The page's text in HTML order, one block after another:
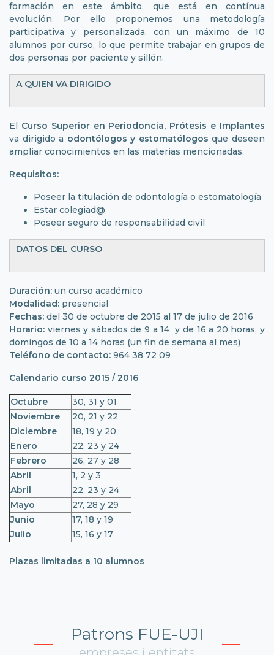
formación en este ámbito, que está en contínua
evolución. Por ello proponemos una metodología
participativa y personalizada, con un máximo de 10
alumnos por curso, lo que permite trabajar en grupos de
dos personas por paciente y sillón.
A QUIEN VA DIRIGIDO
El Curso Superior en Periodoncia, Prótesis e Implantes
va dirigido a odontólogos y estomatólogos que deseen
ampliar conocimientos en las materias mencionadas.
Requisitos:
Poseer la titulación de odontología o estomatología
Estar colegiad@
Poseer seguro de responsabilidad civil
DATOS DEL CURSO
Duración: un curso académico
Modalidad: presencial
Fechas: del 30 de octubre de 2015 al 17 de julio de 2016
Horario: viernes y sábados de 9 a 14 y de 16 a 20 horas, y
domingos de 10 a 14 horas (un fin de semana al mes)
Teléfono de contacto: 964 38 72 09
Calendario curso 2015 / 2016
Octubre
30, 31 y 01
Noviembre
20, 21 y 22
Diciembre
18, 19 y 20
Enero
22, 23 y 24
Febrero
26, 27 y 28
Abril
1, 2 y 3
Abril
22, 23 y 24
Mayo
27, 28 y 29
Junio
17, 18 y 19
Julio
15, 16 y 17
Plazas limitadas a 10 alumnos
Patrons FUE-UJI